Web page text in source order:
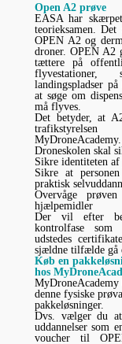
Open A2 prøve
EASA har
teorieksamen.
OPEN A2 og
droner. OPEN A2
tættere på
flyvestationer,
landingspladser
at søge om
må flyves.
Det betyder, at
MyDroneAcademy.
Droneskolen skal
Sikre identiteten af
Sikre at
praktisk
Overvåge
hjælpemidler
Der vil efter
kontrolfase som
udstedes
sjældne tilfælde gå
Køb en
hos
denne fysiske
pakkeløsninger.
Dvs. vælger du
uddannelser som
voucher til